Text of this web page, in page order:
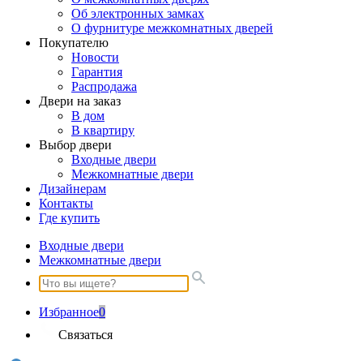
Об электронных замках
О фурнитуре межкомнатных дверей
Покупателю
Новости
Гарантия
Распродажа
Двери на заказ
В дом
В квартиру
Выбор двери
Входные двери
Межкомнатные двери
Дизайнерам
Контакты
Где купить
Входные двери
Межкомнатные двери
Избранное0
Связаться